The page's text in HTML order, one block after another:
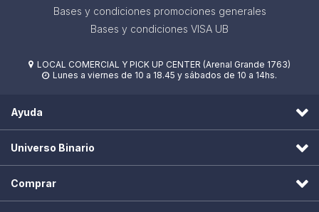
Bases y condiciones promociones generales
Bases y condiciones VISA UB
 LOCAL COMERCIAL Y PICK UP CENTER (Arenal Grande 1763)
 Lunes a viernes de 10 a 18.45 y sábados de 10 a 14hs.
Ayuda
Universo Binario
Comprar